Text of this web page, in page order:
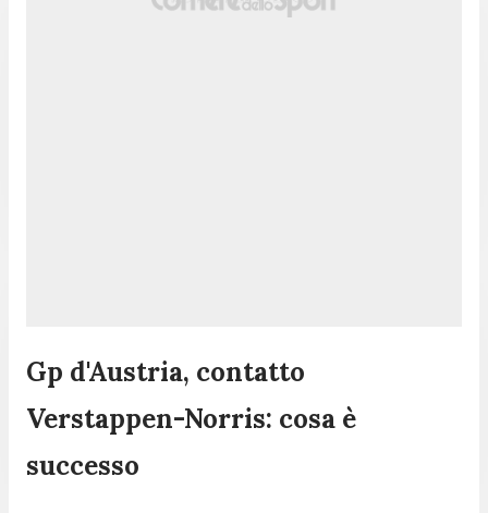
Gp d'Austria, contatto
Verstappen-Norris: cosa è
successo